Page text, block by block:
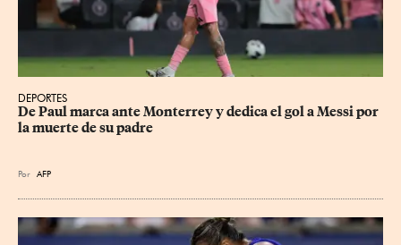
DEPORTES
De Paul marca ante Monterrey y dedica el gol a Messi por
la muerte de su padre
Por AFP